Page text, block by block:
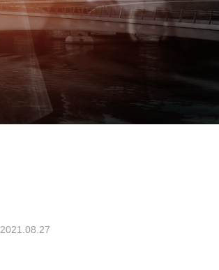
弊社試験事業について
2021.08.27